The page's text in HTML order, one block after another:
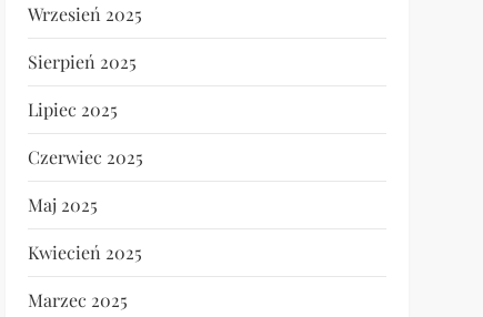
Wrzesień 2025
Sierpień 2025
Lipiec 2025
Czerwiec 2025
Maj 2025
Kwiecień 2025
Marzec 2025